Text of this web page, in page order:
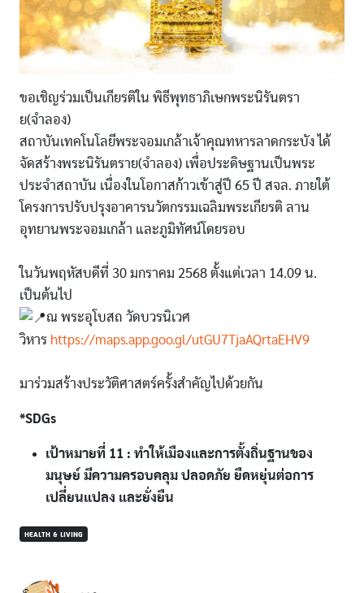
ขอเชิญร่วมเป็นเกียรติใน พิธีพุทธาภิเษกพระนิรันตรา
ย(จำลอง)
สถาบันเทคโนโลยีพระจอมเกล้าเจ้าคุณทหารลาดกระบัง ได้
จัดสร้างพระนิรันตราย(จำลอง) เพื่อประดิษฐานเป็นพระ
ประจำสถาบัน เนื่องในโอกาสก้าวเข้าสู่ปี 65 ปี สจล. ภายใต้
โครงการปรับปรุงอาคารนวัตกรรมเฉลิมพระเกียรติ ลาน
อุทยานพระจอมเกล้า และภูมิทัศน์โดยรอบ
ในวันพฤหัสบดีที่ 30 มกราคม 2568 ตั้งแต่เวลา 14.09 น.
เป็นต้นไป
ณ พระอุโบสถ วัดบวรนิเวศ
วิหาร https://maps.app.goo.gl/utGU7TjaAQrtaEHV9
มาร่วมสร้างประวัติศาสตร์ครั้งสำคัญไปด้วยกัน
*SDGs
เป้าหมายที่ 11 : ทำให้เมืองและการตั้งถิ่นฐานของ
มนุษย์ มีความครอบคลุม ปลอดภัย ยืดหยุ่นต่อการ
เปลี่ยนแปลง และยั่งยืน
HEALTH & LIVING